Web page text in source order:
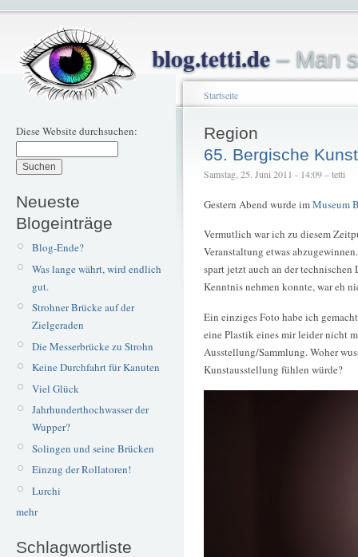
blog.tetti.de– Man
Diese Website durchsuchen:
Neueste
Blogeinträge
Blog-Ende?
Was lange währt, wird endlich
gut.
Strohner Brücke auf der
Zielgeraden
Die Messerbrücke zu Strohn
Keine Durchfahrt für Kanuten
Viel Glück
Jahrhunderthochwasser der
Wupper?
Solingen und seine Brücken
Einzug der Rollatoren!
Lurchi
mehr
Schlagwortliste
Startseite
Region
65. Bergische
Samstag, 25. Juni 2011 - 14:09 – tetti
Gestern Abend wurde imMuseum
Vermutlich war ich zu diesem
Veranstaltung etwas
spart jetzt auch an der technischen
Kenntnis nehmen konnte, war eh
Ein einziges Foto habe ich
eine Plastik eines mir leider nicht
Ausstellung/Sammlung. Woher
Kunstausstellung fühlen würde?